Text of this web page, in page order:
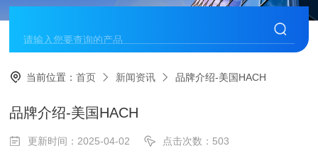
当前位置：首页 新闻资讯 品牌介绍-美国HACH
品牌介绍-美国HACH
更新时间：2025-04-02 点击次数：503